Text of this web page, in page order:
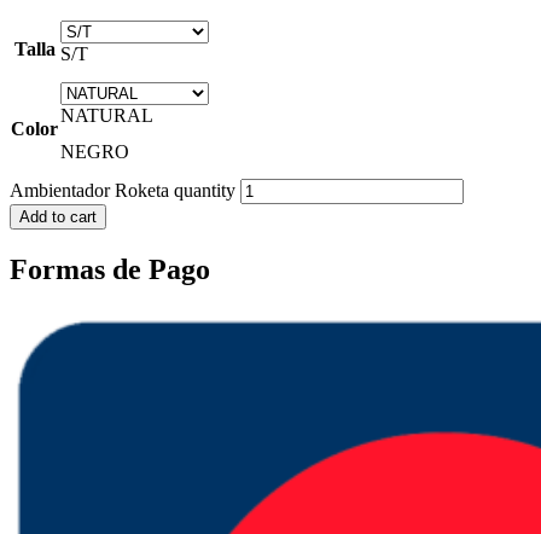
Talla S/T
Color
NATURAL
NEGRO
Ambientador Roketa quantity
Add to cart
Formas de Pago